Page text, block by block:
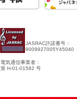
JASRAC許諾番号：
9009927005Y45040
電気通信事業者：
第 H-01-01582 号